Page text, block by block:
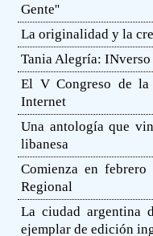
Gente''
La originalidad y la
Tania Alegría: INverso
El V Congreso de
Internet
Una antología que
libanesa
Comienza en
Regional
La ciudad argentina
ejemplar de edición